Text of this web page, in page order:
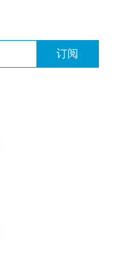
订阅